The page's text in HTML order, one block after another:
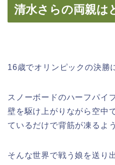
清水さらの両親は
16歳でオリンピックの決勝
スノーボードのハーフパイ
壁を駆け上がりながら空中
ているだけで背筋が凍るよ
そんな世界で戦う娘を送り